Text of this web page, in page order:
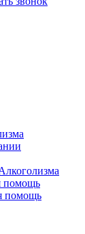
помощь
помощь